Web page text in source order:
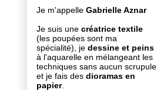
Je m'appelle Gabrielle Aznar
Je suis une créatrice textile
(les poupées sont ma
spécialité), je dessine et peins
à l'aquarelle en mélangeant les
techniques sans aucun scrupule
et je fais des dioramas en
papier.